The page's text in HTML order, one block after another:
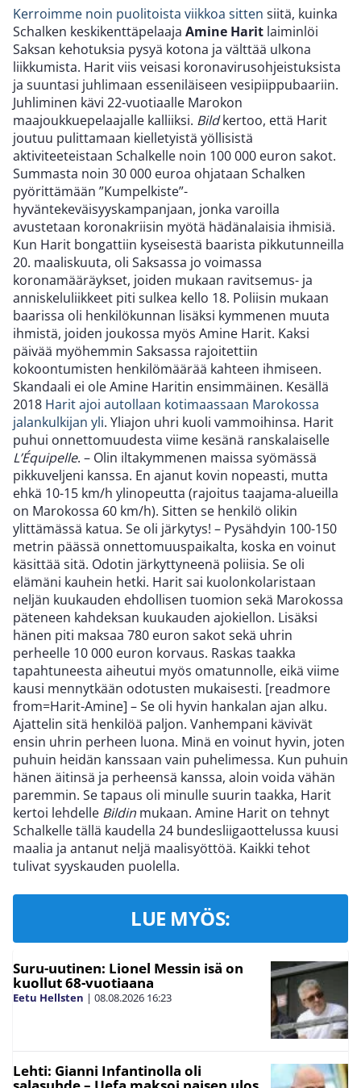
Kerroimme noin puolitoista viikkoa sitten siitä, kuinka
Schalken keskikenttäpelaaja Amine Harit laiminlöi
Saksan kehotuksia pysyä kotona ja välttää ulkona
liikkumista. Harit viis veisasi koronavirusohjeistuksista
ja suuntasi juhlimaan esseniläiseen vesipiippubaariin.
Juhliminen kävi 22-vuotiaalle Marokon
maajoukkuepelaajalle kalliiksi. Bildkertoo, että Harit
joutuu pulittamaan kielletyistä yöllisistä
aktiviteeteistaan Schalkelle noin 100 000 euron sakot.
Summasta noin 30 000 euroa ohjataan Schalken
pyörittämään ”Kumpelkiste”-
hyväntekeväisyyskampanjaan, jonka varoilla
avustetaan koronakriisin myötä hädänalaisia ihmisiä.
Kun Harit bongattiin kyseisestä baarista pikkutunneilla
20. maaliskuuta, oli Saksassa jo voimassa
koronamääräykset, joiden mukaan ravitsemus- ja
anniskeluliikkeet piti sulkea kello 18. Poliisin mukaan
baarissa oli henkilökunnan lisäksi kymmenen muuta
ihmistä, joiden joukossa myös Amine Harit. Kaksi
päivää myöhemmin Saksassa rajoitettiin
kokoontumisten henkilömäärää kahteen ihmiseen.
Skandaali ei ole Amine Haritin ensimmäinen. Kesällä
2018 Harit ajoi autollaan kotimaassaan Marokossa
jalankulkijan yli. Yliajon uhri kuoli vammoihinsa. Harit
puhui onnettomuudesta viime kesänä ranskalaiselle
L’Équipelle. – Olin iltakymmenen maissa syömässä
pikkuveljeni kanssa. En ajanut kovin nopeasti, mutta
ehkä 10-15 km/h ylinopeutta (rajoitus taajama-alueilla
on Marokossa 60 km/h). Sitten se henkilö olikin
ylittämässä katua. Se oli järkytys! – Pysähdyin 100-150
metrin päässä onnettomuuspaikalta, koska en voinut
käsittää sitä. Odotin järkyttyneenä poliisia. Se oli
elämäni kauhein hetki. Harit sai kuolonkolaristaan
neljän kuukauden ehdollisen tuomion sekä Marokossa
päteneen kahdeksan kuukauden ajokiellon. Lisäksi
hänen piti maksaa 780 euron sakot sekä uhrin
perheelle 10 000 euron korvaus. Raskas taakka
tapahtuneesta aiheutui myös omatunnolle, eikä viime
kausi mennytkään odotusten mukaisesti. [readmore
from=Harit-Amine] – Se oli hyvin hankalan ajan alku.
Ajattelin sitä henkilöä paljon. Vanhempani kävivät
ensin uhrin perheen luona. Minä en voinut hyvin, joten
puhuin heidän kanssaan vain puhelimessa. Kun puhuin
hänen äitinsä ja perheensä kanssa, aloin voida vähän
paremmin. Se tapaus oli minulle suurin taakka, Harit
kertoi lehdelle Bildin mukaan. Amine Harit on tehnyt
Schalkelle tällä kaudella 24 bundesliigaottelussa kuusi
maalia ja antanut neljä maalisyöttöä. Kaikki tehot
tulivat syyskauden puolella.
LUE MYÖS:
Suru-uutinen: Lionel Messin isä on
kuollut 68-vuotiaana
Eetu Hellsten | 08.08.2026 16:23
Lehti: Gianni Infantinolla oli